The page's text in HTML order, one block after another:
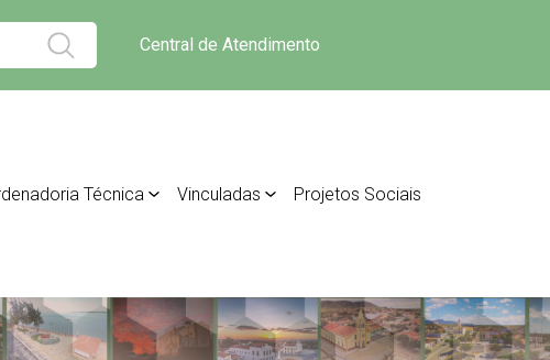
Central de Atendimento
Técnica Vinculadas Projetos Sociais